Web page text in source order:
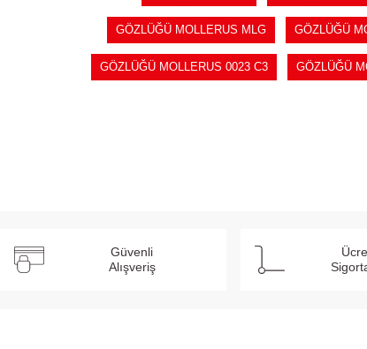
GÖZLÜĞÜ MOLLERUS MLG GÖZLÜĞÜ
GÖZLÜĞÜ MOLLERUS 0023 C3 GÖZLÜĞÜ
Güvenli
Alışveriş